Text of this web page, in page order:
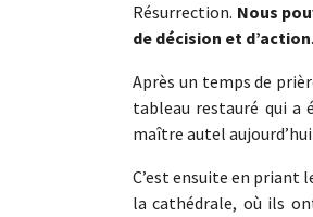
Résurrection. Nous
de décision et d’action
Après un temps de
tableau restauré qui a
maître autel
C’est ensuite en priant
la cathédrale, où ils